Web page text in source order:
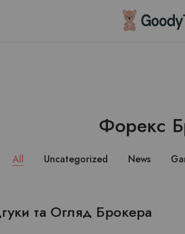
Children
Toys
Форекс
All Uncategorized News
та Огляд Брокера